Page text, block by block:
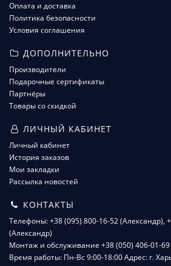
Оплата и доставка
Политика безопасности
Условия соглашения
ДОПОЛНИТЕЛЬНО
Производители
Подарочные сертификаты
Партнёры
Товары со скидкой
ЛИЧНЫЙ КАБИНЕТ
Личный кабинет
История заказов
Мои закладки
Рассылка новостей
КОНТАКТЫ
Телефоны: +38 (095) 800-16-52 (Александр),
(Александр)
Монтаж и обслуживание +38 (050) 406-01-69
Время работы: Пн-Вс 9:00-18:00 Адрес: г.